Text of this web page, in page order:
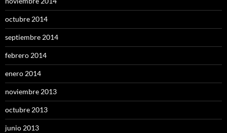
octubre 2014
septiembre 2014
febrero 2014
enero 2014
noviembre 2013
octubre 2013
junio 2013